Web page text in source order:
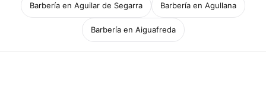
Barbería en Aguilar de Segarra Barbería en Agullana
Barbería en Aiguafreda